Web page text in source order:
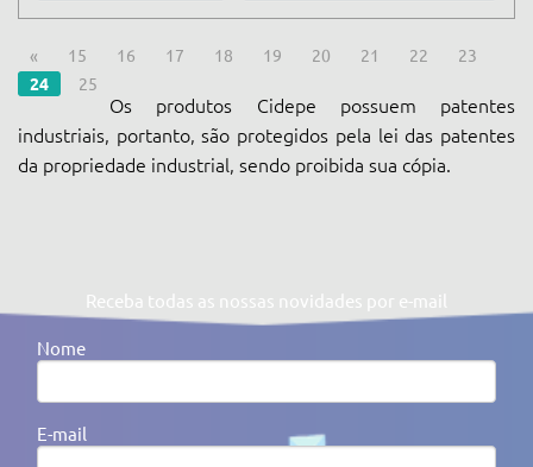
« 15 16 17 18 19 20 21 22
23
24
25
Os produtos Cidepe possuem patentes
industriais, portanto, são protegidos pela lei das patentes
da propriedade industrial, sendo proibida sua cópia.
Receba todas as nossas novidades por e-mail
Nome
E-mail